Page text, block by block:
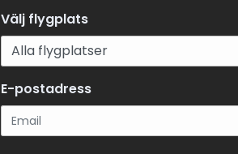
Välj flygplats
E-postadress